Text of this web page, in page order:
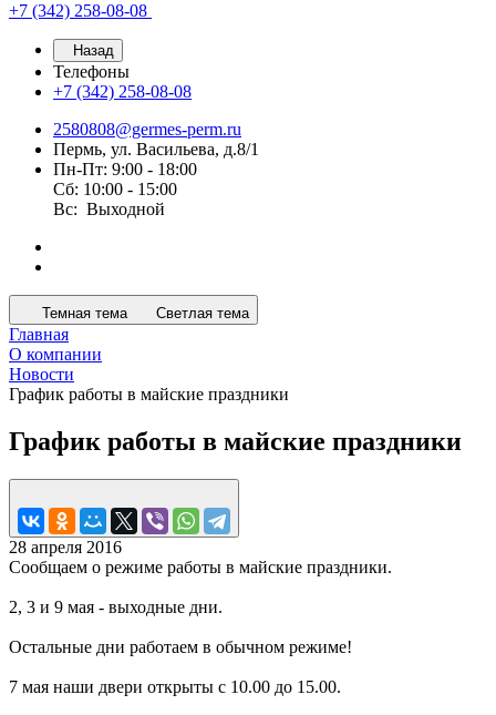
+7 (342) 258-08-08
Назад
Телефоны
+7 (342) 258-08-08
2580808@germes-perm.ru
Пермь, ул. Васильева, д.8/1
Пн-Пт: 9:00 - 18:00
Сб: 10:00 - 15:00
Вс: Выходной
Темная тема Светлая тема
Главная
О компании
Новости
График работы в майские праздники
График работы в майские праздники
28 апреля 2016
Сообщаем о режиме работы в майские праздники.
2, 3 и 9 мая - выходные дни.
Остальные дни работаем в обычном режиме!
7 мая наши двери открыты с 10.00 до 15.00.